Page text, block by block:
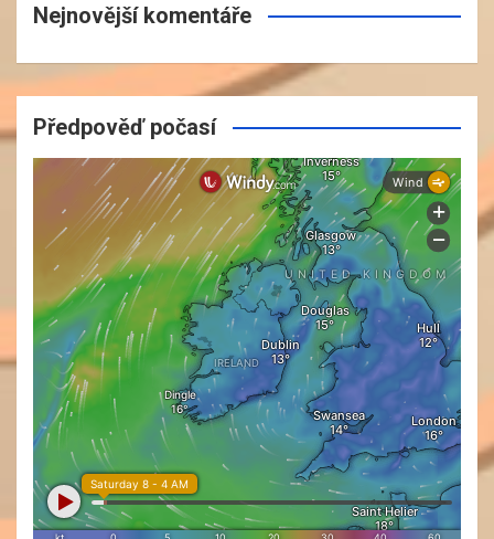
Nejnovější komentáře
Předpověď počasí